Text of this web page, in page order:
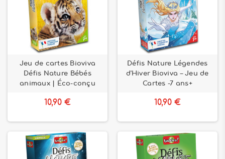
Jeu de cartes Bioviva
Défis Nature Bébés
animaux | Éco-conçu
10,90 €
Défis Nature Légendes
d'Hiver Bioviva – Jeu de
Cartes -7 ans+
10,90 €